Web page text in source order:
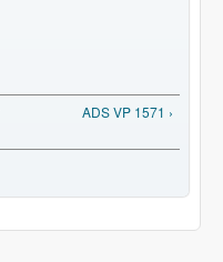
ADS VP 1571 ›